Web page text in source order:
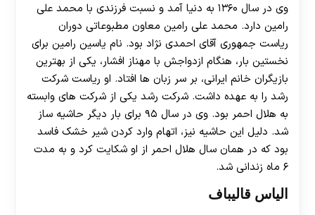
وی در سال ۱۳۶۰ به دنیا آمد و نسبت فرزندی با محمد علی
رامین دارد. محمد علی رامین معاون مطبوعاتی دوران
ریاست جمهوری آقای احمدی نژاد بود. نام یاسین رامین برای
نخستین بار، هنگام ازدواجش با مهناز افشار، یکی از بهترین
بازیگران خانم ایرانی، بر سر زبان ها افتاد. او ریاست شرکت
رشد را به عهده داشت. شرکت رشد یکی از شرکت های وابسته
به هلال احمر بود. وی در سال ۹۵ برای بار دیگر حاشیه ساز
شد. دلیل این حاشیه نیز، اتهام وارد کردن شیر خشک فاسد
بود که در همان سال هلال احمر از او شکایت کرد و به مدت
۶ ماه زندانی شد.
الیاس قالیباف